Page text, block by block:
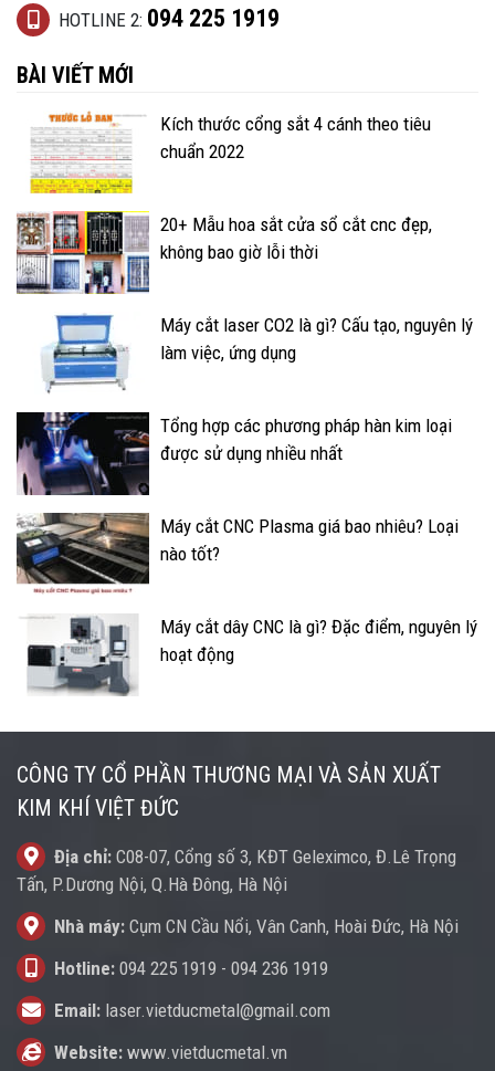
HOTLINE 2: 094 225 1919
BÀI VIẾT MỚI
Kích thước cổng sắt 4 cánh theo tiêu
chuẩn 2022
20+ Mẫu hoa sắt cửa sổ cắt cnc đẹp,
không bao giờ lỗi thời
Máy cắt laser CO2 là gì? Cấu tạo, nguyên lý
làm việc, ứng dụng
Tổng hợp các phương pháp hàn kim loại
được sử dụng nhiều nhất
Máy cắt CNC Plasma giá bao nhiêu? Loại
nào tốt?
Máy cắt dây CNC là gì? Đặc điểm, nguyên lý
hoạt động
CÔNG TY CỔ PHẦN THƯƠNG MẠI VÀ SẢN XUẤT
KIM KHÍ VIỆT ĐỨC
Địa chỉ: C08-07, Cổng số 3, KĐT Geleximco, Đ.Lê Trọng
Tấn, P.Dương Nội, Q.Hà Đông, Hà Nội
Nhà máy: Cụm CN Cầu Nổi, Vân Canh, Hoài Đức, Hà Nội
Hotline: 094 225 1919 - 094 236 1919
Email: laser.vietducmetal@gmail.com
Website: www.vietducmetal.vn